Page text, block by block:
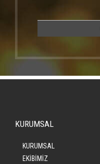
KURUMSAL
KURUMSAL
EKİBİMİZ